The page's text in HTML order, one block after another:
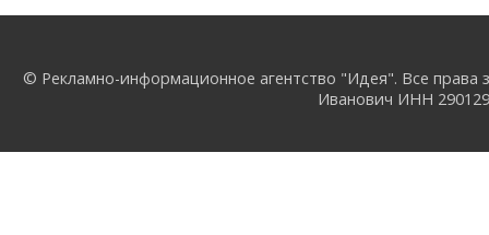
© Рекламно-информационное агентство "Идея". Все права
Иванович ИНН